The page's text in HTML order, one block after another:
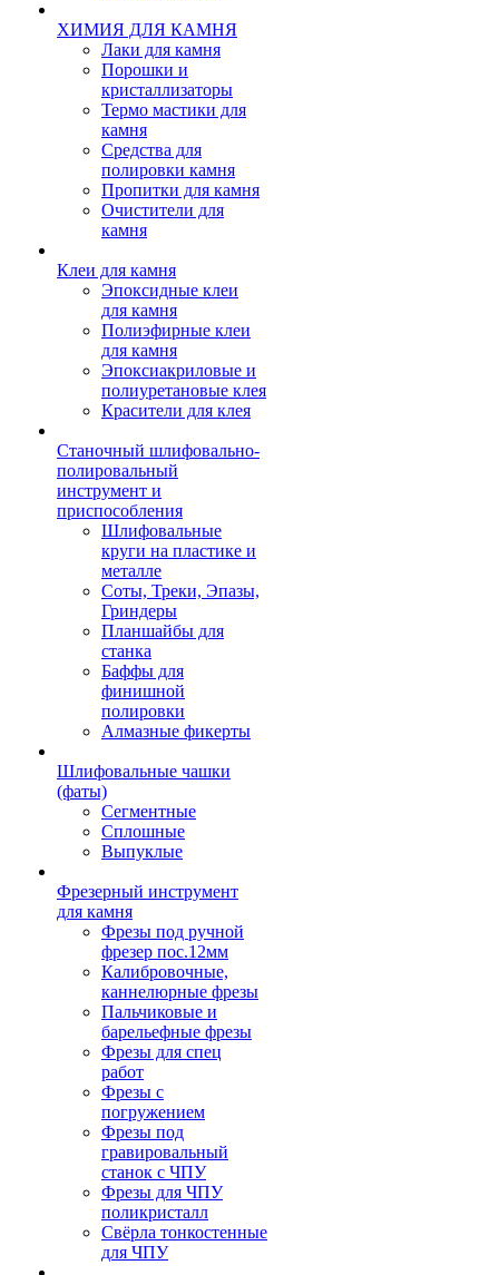
ХИМИЯ ДЛЯ КАМНЯ
Лаки для камня
Порошки и
кристаллизаторы
Термо мастики для
камня
Средства для
полировки камня
Пропитки для камня
Очистители для
камня
Клеи для камня
Эпоксидные клеи
для камня
Полиэфирные клеи
для камня
Эпоксиакриловые и
полиуретановые клея
Красители для клея
Станочный шлифовально-
полировальный
инструмент и
приспособления
Шлифовальные
круги на пластике и
металле
Соты, Треки, Эпазы,
Гриндеры
Планшайбы для
станка
Баффы для
финишной
полировки
Алмазные фикерты
Шлифовальные чашки
(фаты)
Сегментные
Сплошные
Выпуклые
Фрезерный инструмент
для камня
Фрезы под ручной
фрезер пос.12мм
Калибровочные,
каннелюрные фрезы
Пальчиковые и
барельефные фрезы
Фрезы для спец
работ
Фрезы с
погружением
Фрезы под
гравировальный
станок с ЧПУ
Фрезы для ЧПУ
поликристалл
Свёрла тонкостенные
для ЧПУ